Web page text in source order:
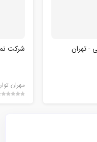
- تهران شرکت
مهران